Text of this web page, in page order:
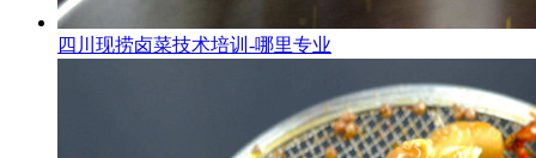
四川现捞卤菜技术培训-哪里专业